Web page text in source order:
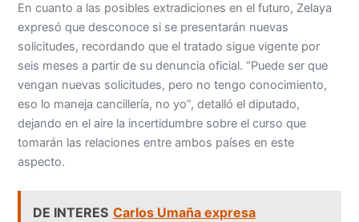
En cuanto a las posibles extradiciones en el futuro, Zelaya
expresó que desconoce si se presentarán nuevas
solicitudes, recordando que el tratado sigue vigente por
seis meses a partir de su denuncia oficial. “Puede ser que
vengan nuevas solicitudes, pero no tengo conocimiento,
eso lo maneja cancillería, no yo”, detalló el diputado,
dejando en el aire la incertidumbre sobre el curso que
tomarán las relaciones entre ambos países en este
aspecto.
DE INTERES Carlos Umaña expresa